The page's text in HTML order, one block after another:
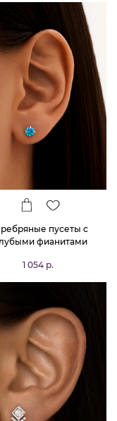
пусеты с
фианитами
1 054 р.